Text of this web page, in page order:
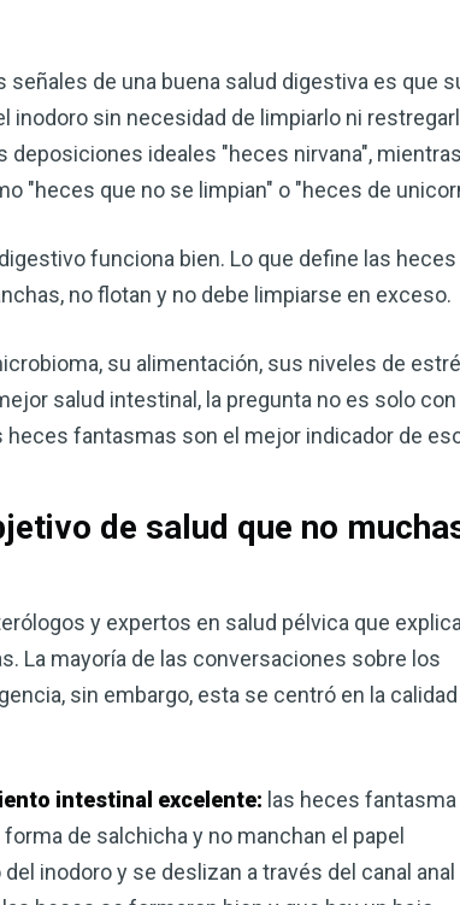
de una buena salud digestiva es que
sin necesidad de limpiarlo ni
deposiciones ideales "heces nirvana",
"heces que no se limpian" o "heces de
funciona bien. Lo que define las heces
no flotan y no debe limpiarse en exceso.
su alimentación, sus niveles de
salud intestinal, la pregunta no es solo con
heces fantasmas son el mejor indicador de
de salud que no
y expertos en salud pélvica que
La mayoría de las conversaciones sobre los
sin embargo, esta se centró en la
intestinal excelente: las heces
de salchicha y no manchan el papel
inodoro y se deslizan a través del canal anal
de sidra de manzana —
guía ahora
vinagre de sidra de manzana (VSM) es uno de
corazón o controlar su peso, el VSM es un gran
para su rutina de salud.
todo lo que el VSM puede hacer por su